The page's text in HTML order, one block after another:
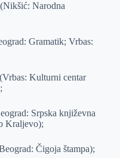
Narodna
Gramatik; Vrbas:
Kulturni centar
Srpska književna
Kraljevo);
Čigoja štampa);